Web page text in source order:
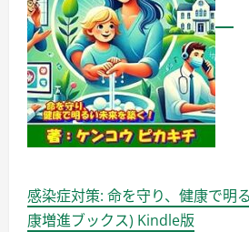
感染症対策: 命を守り、健康で明
康増進ブックス) Kindle版